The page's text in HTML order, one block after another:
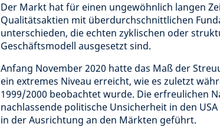
Der Markt hat für einen ungewöhnlich langen
Qualitätsaktien mit überdurchschnittlichen
unterschieden, die echten zyklischen oder
Geschäftsmodell ausgesetzt sind.
Anfang November 2020 hatte das Maß der
ein extremes Niveau erreicht, wie es zuletzt
1999/2000 beobachtet wurde. Die erfreulichen
nachlassende politische Unsicherheit in den
in der Ausrichtung an den Märkten geführt.